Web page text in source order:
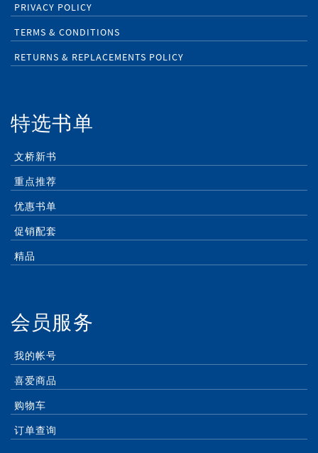
PRIVACY POLICY
TERMS & CONDITIONS
RETURNS & REPLACEMENTS POLICY
特选书单
文桥新书
重点推荐
优惠书单
促销配套
精品
会员服务
我的帐号
喜爱商品
购物车
订单查询